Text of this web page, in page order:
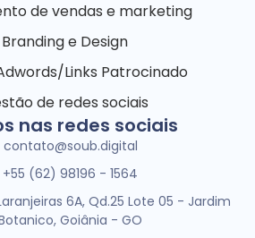
nas redes sociais
contato@soub.digital
+55 (62) 98196 - 1564
6A, Qd.25 Lote 05 - Jardim
Goiânia - GO
de vendas e marketing
Branding e Design
Links Patrocinado
de redes sociais